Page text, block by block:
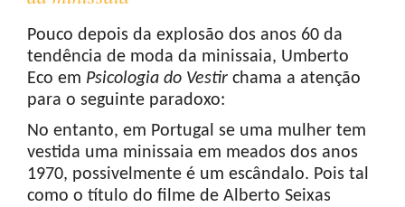
Pouco depois da explosão dos anos 60 da
tendência de moda da minissaia, Umberto
Eco em Psicologia do Vestir chama a atenção
para o seguinte paradoxo:
No entanto, em Portugal se uma mulher tem
vestida uma minissaia em meados dos anos
1970, possivelmente é um escândalo. Pois tal
como o título do filme de Alberto Seixas